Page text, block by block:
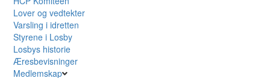
Lover og vedtekter
Varsling i idretten
Styrene i Losby
Losbys historie
Æresbevisninger
Medlemskap